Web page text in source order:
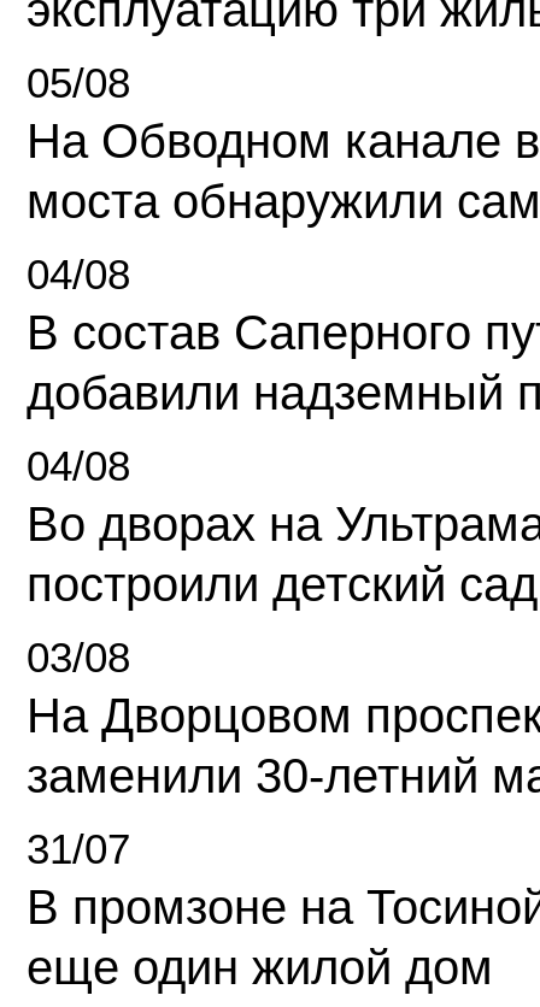
05/08
На Обводном канале
моста обнаружили
04/08
В состав Саперного
добавили надземный
04/08
Во дворах на
построили детский сад
03/08
На Дворцовом
заменили 30-летний
31/07
В промзоне на
еще один жилой дом